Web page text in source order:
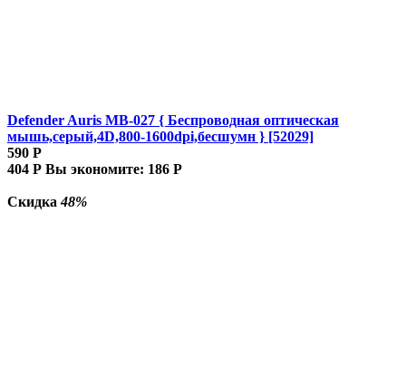
Defender Auris MB-027 { Беспроводная оптическая
мышь,серый,4D,800-1600dpi,бесшумн } [52029]
590 Р
404 Р Вы экономите: 186 Р
Скидка48%